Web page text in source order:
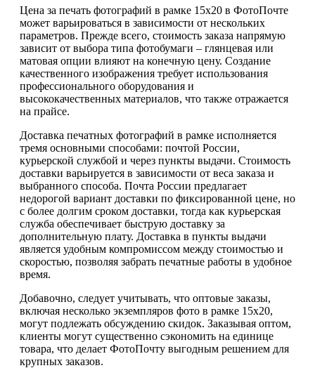
Цена за печать фотографий в рамке 15х20 в ФотоПочте
может варьироваться в зависимости от нескольких
параметров. Прежде всего, стоимость заказа напрямую
зависит от выбора типа фотобумаги – глянцевая или
матовая опции влияют на конечную цену. Создание
качественного изображения требует использования
профессионального оборудования и
высококачественных материалов, что также отражается
на прайсе.
Доставка печатных фотографий в рамке исполняется
тремя основными способами: почтой России,
курьерской службой и через пункты выдачи. Стоимость
доставки варьируется в зависимости от веса заказа и
выбранного способа. Почта России предлагает
недорогой вариант доставки по фиксированной цене, но
с более долгим сроком доставки, тогда как курьерская
служба обеспечивает быструю доставку за
дополнительную плату. Доставка в пункты выдачи
является удобным компромиссом между стоимостью и
скоростью, позволяя забрать печатные работы в удобное
время.
Добавочно, следует учитывать, что оптовые заказы,
включая несколько экземпляров фото в рамке 15х20,
могут подлежать обсуждению скидок. Заказывая оптом,
клиенты могут существенно сэкономить на единице
товара, что делает ФотоПочту выгодным решением для
крупных заказов.